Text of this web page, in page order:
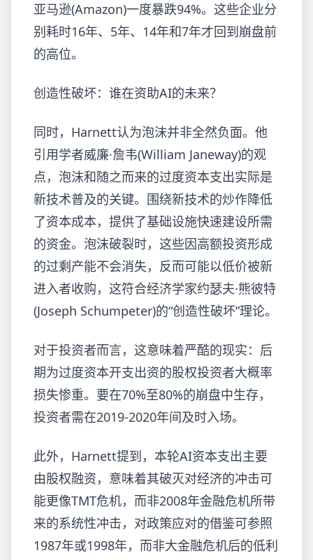
亚马逊(Amazon)一度暴跌94%。这些企业分
别耗时16年、5年、14年和7年才回到崩盘前
的高位。
创造性破坏：谁在资助AI的未来？
同时，Harnett认为泡沫并非全然负面。他
引用学者威廉·詹韦(William Janeway)的观
点，泡沫和随之而来的过度资本支出实际是
新技术普及的关键。围绕新技术的炒作降低
了资本成本，提供了基础设施快速建设所需
的资金。泡沫破裂时，这些因高额投资形成
的过剩产能不会消失，反而可能以低价被新
进入者收购，这符合经济学家约瑟夫·熊彼特
(Joseph Schumpeter)的“创造性破坏”理论。
对于投资者而言，这意味着严酷的现实：后
期为过度资本开支出资的股权投资者大概率
损失惨重。要在70%至80%的崩盘中生存，
投资者需在2019-2020年间及时入场。
此外，Harnett提到，本轮AI资本支出主要
由股权融资，意味着其破灭对经济的冲击可
能更像TMT危机，而非2008年金融危机所带
来的系统性冲击，对政策应对的借鉴可参照
1987年或1998年，而非大金融危机后的低利